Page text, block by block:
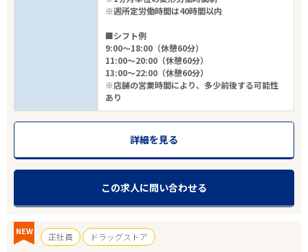
※週所定労働時間は40時間以内
■シフト例
9:00～18:00（休憩60分）
11:00～20:00（休憩60分）
13:00～22:00（休憩60分）
※店舗の営業時間により、多少前後する可能性
あり
詳細を見る
この求人に問い合わせる
NEW 正社員 ドラッグストア